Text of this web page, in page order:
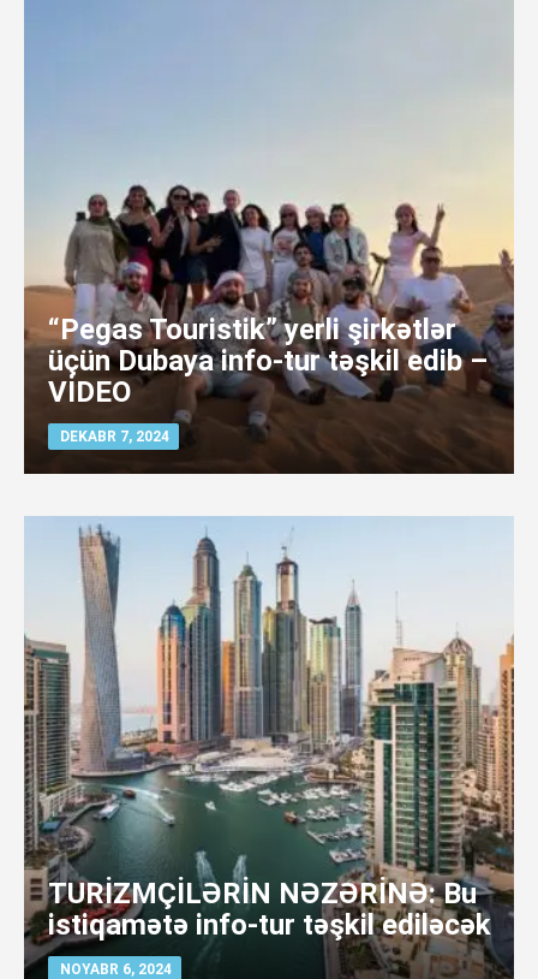
“Pegas Touristik” yerli şirkətlər
üçün Dubaya info-tur təşkil edib –
VİDEO
DEKABR 7, 2024
TURİZMÇİLƏRİN NƏZƏRİNƏ: Bu
istiqamətə info-tur təşkil ediləcək
NOYABR 6, 2024